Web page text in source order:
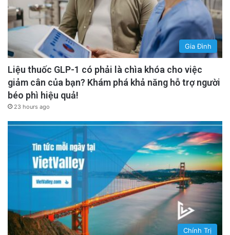
Gia Đình
Liệu thuốc GLP-1 có phải là chìa khóa cho việc
giảm cân của bạn? Khám phá khả năng hỗ trợ người
béo phì hiệu quả!
23 hours ago
Chính Trị